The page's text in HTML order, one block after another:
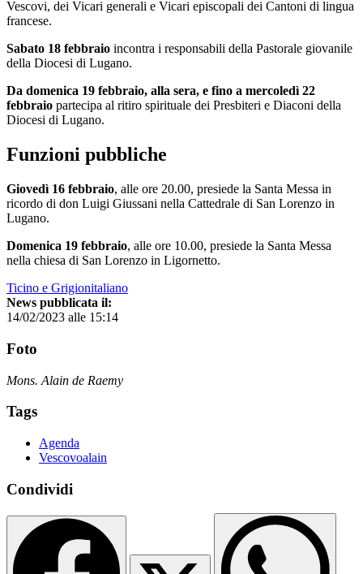
Vescovi, dei Vicari generali e Vicari episcopali dei Cantoni di lingua
francese.
Sabato 18 febbraio incontra i responsabili della Pastorale giovanile
della Diocesi di Lugano.
Da domenica 19 febbraio, alla sera, e fino a mercoledì 22
febbraio partecipa al ritiro spirituale dei Presbiteri e Diaconi della
Diocesi di Lugano.
Funzioni pubbliche
Giovedì 16 febbraio, alle ore 20.00, presiede la Santa Messa in
ricordo di don Luigi Giussani nella Cattedrale di San Lorenzo in
Lugano.
Domenica 19 febbraio, alle ore 10.00, presiede la Santa Messa
nella chiesa di San Lorenzo in Ligornetto.
Ticino e Grigionitaliano
News pubblicata il:
14/02/2023 alle 15:14
Foto
Mons. Alain de Raemy
Tags
Agenda
Vescovoalain
Condividi